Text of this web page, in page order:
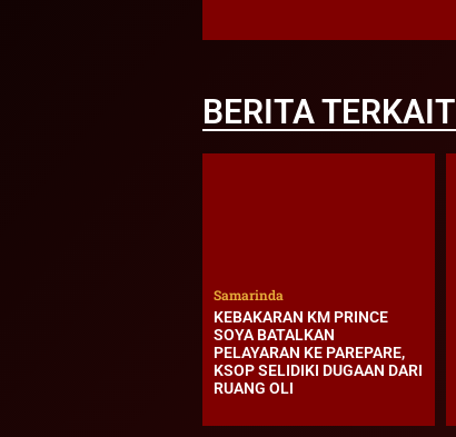
BERITA TERKAIT
Samarinda
KEBAKARAN KM PRINCE
SOYA BATALKAN
PELAYARAN KE PAREPARE,
KSOP SELIDIKI DUGAAN DARI
RUANG OLI